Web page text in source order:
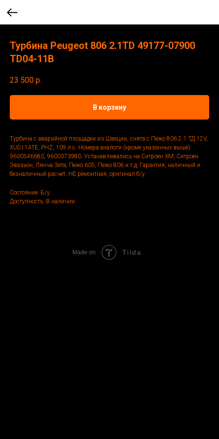
Турбина Peugeot 806 2.1TD 49177-07900
TD04-11B
23 500 р.
В корзину
Турбина с аварийной площадки из Швеции, снята с Пежо 806 2.1 ТД 12V,
XUD11ATE, PHZ, 109 л.с. Номера аналоги (кроме указанных выше)
9600546680, 9600373980. Устанавливались на Ситроен ХМ, Ситроен
Эвазьон, Лянча Зета, Пежо 605, Пежо 806 и т.д. Гарантия, наличный и
безналичный расчет. НЕ ремонтная, оригинал б/у.
Состояние: Б/у
Доступность: В наличии
Made on Tilda